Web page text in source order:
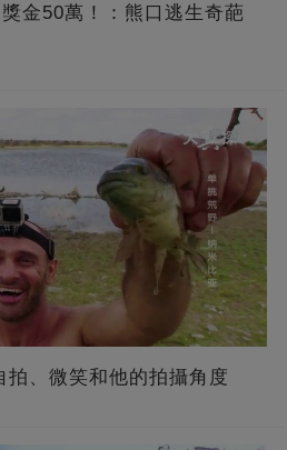
金50萬！：熊口逃生奇葩
拍、微笑和他的拍攝角度